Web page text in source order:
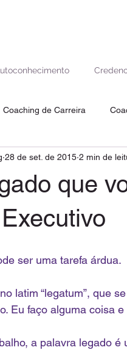
Coaching de Carreira
de Saúde e Equilíbrio
que
28 de set. de 2015 2 min de
ser uma tarefa árdua.
latim “legatum”, que
Eu faço alguma coisa
a palavra legado